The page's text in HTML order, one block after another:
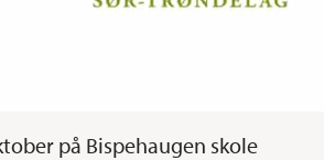
på Bispehaugen skole